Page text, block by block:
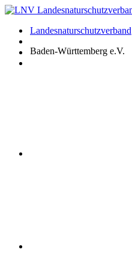
Zum
springenLandesnaturschutzverband
Baden-Württemberg e.V.